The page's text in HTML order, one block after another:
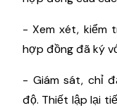
- Xem xét, kiểm
hợp đồng đã ký
- Giám sát, chỉ
độ. Thiết lập lại